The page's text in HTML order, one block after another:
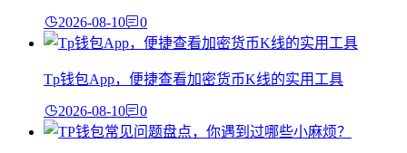
2026-08-10 0
Tp钱包App，便捷查看加密货币K线的实用工具
2026-08-10 0